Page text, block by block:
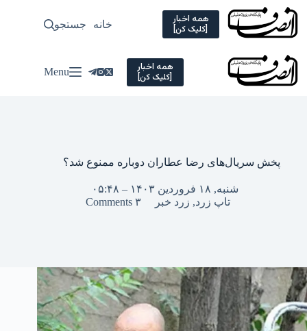
Skip
content
همه اخبار
[کلیک کن] خانه سیاسی
جستجو
همه اخبار
[کلیک کن] Menu
پخش سریال‌های رضا عطاران دوباره ممنوع شد؟
شنبه, ۱۸ فروردین ۱۴۰۳ – ۰۵:۴۸
تاپ زرد, زرد خبر ۳ Comments